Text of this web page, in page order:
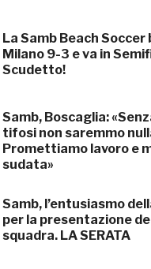
La Samb Beach
Milano 9-3 e va in
Scudetto!
Samb, Boscaglia:
tifosi non saremmo
Promettiamo lavoro e
sudata»
Samb, l’entusiasmo
per la presentazione
squadra. LA SERATA